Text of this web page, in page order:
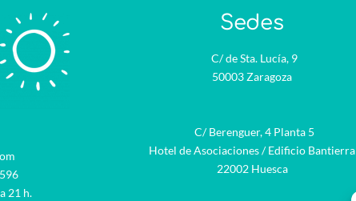
21 h.
Sedes
C/ de Sta. Lucía, 9
50003 Zaragoza
C/ Berenguer, 4 Planta 5
Hotel de Asociaciones / Edificio Bantierra
22002 Huesca